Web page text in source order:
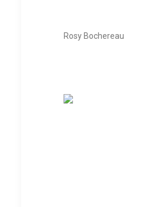
Rosy Bochereau